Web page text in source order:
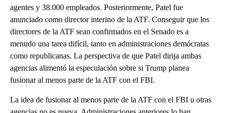
agentes y 38.000 empleados. Posteriormente, Patel fue
anunciado como director interino de la ATF. Conseguir que los
directores de la ATF sean confirmados en el Senado es a
menudo una tarea difícil, tanto en administraciones demócratas
como republicanas. La perspectiva de que Patel dirija ambas
agencias alimentó la especulación sobre si Trump planea
fusionar al menos parte de la ATF con el FBI.
La idea de fusionar al menos parte de la ATF con el FBI u otras